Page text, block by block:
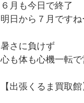
６月も今日で終了
明日から７月ですね
暑さに負けず
心も体も心機一転
【出張くるま買取館